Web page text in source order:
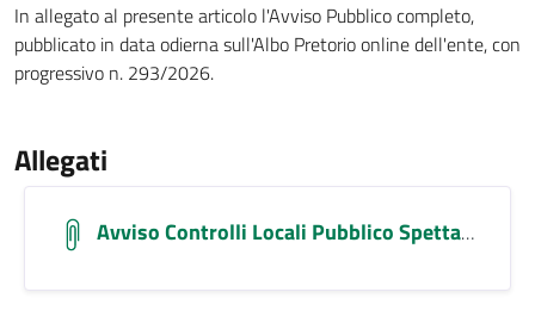
In allegato al presente articolo l'Avviso Pubblico completo,
pubblicato in data odierna sull'Albo Pretorio online dell'ente, con
progressivo n. 293/2026.
Allegati
Avviso Controlli Locali Pubblico Spettacolo 02.03.2026 (2)